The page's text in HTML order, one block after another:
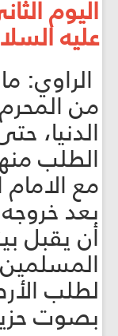
اليوم
عليه
الراوي:
من
الدنيا،
الطلب
مع
بعد
أن يقبل
لطلب
بصوت